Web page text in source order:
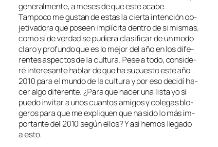
ge­ne­ral­men­te, a me­ses de que es­te aca­be.
Tampoco me gus­tan de es­tas la cier­ta in­ten­ción ob­
je­ti­va­do­ra que po­seen im­plí­ci­ta den­tro de si mis­mas,
co­mo si de ver­dad se pu­die­ra cla­si­fi­car de un mo­do
cla­ro y pro­fun­do que es lo me­jor del año en los di­fe­
ren­tes as­pec­tos de la cul­tu­ra. Pese a to­do, con­si­de­
ré in­tere­san­te ha­blar de que ha su­pues­to es­te año
2010 pa­ra el mun­do de la cul­tu­ra y por eso de­ci­dí ha­
cer al­go di­fe­ren­te. ¿Para que ha­cer una lis­ta yo si
pue­do in­vi­tar a unos cuan­tos ami­gos y co­le­gas blo­
ge­ros pa­ra que me ex­pli­quen que ha si­do lo más im­
por­tan­te del 2010 se­gún ellos? Y así he­mos lle­ga­do
a esto.